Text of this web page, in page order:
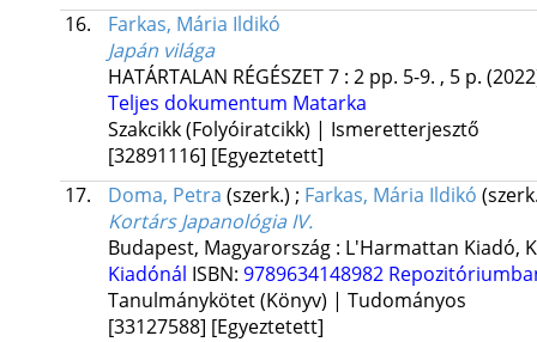
16.
Farkas, Mária Ildikó
Japán világa
HATÁRTALAN RÉGÉSZET7: 2 pp. 5-9. , 5 p.
Teljes dokumentum Matarka
Szakcikk (Folyóiratcikk) | Ismeretterjesztő
[32891116] [Egyeztetett]
17.
Doma, Petra (szerk.) ; Farkas, Mária Ildikó
Kortárs Japanológia IV.
Budapest, Magyarország : L'Harmattan Kiadó,
Kiadónál ISBN: 9789634148982
Tanulmánykötet (Könyv) | Tudományos
[33127588] [Egyeztetett]